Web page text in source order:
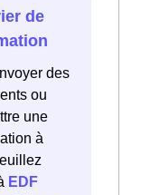
de
des
ou
une
à
EDF